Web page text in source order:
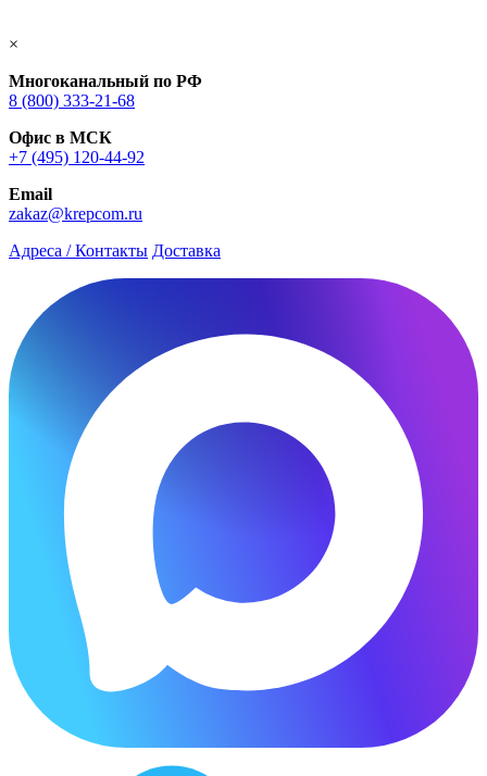
×
Многоканальный по РФ
8 (800) 333‑21-68
Офис в МСК
+7 (495) 120-44-92
Email
zakaz@krepcom.ru
Адреса / Контакты Доставка